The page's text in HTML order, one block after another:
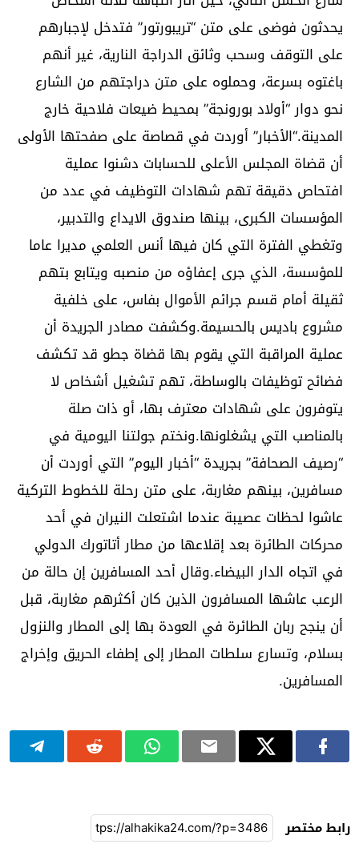
يحدثون فوضى على متن “تريبورتور” فتدخل لإجبارهم
على التوقف وسحب وثائق الدراجة النارية، غير أنهم
باغتوه بسرعة، وحملوه على متن دراجتهم من الشارع
نحو دوار “أولاد بورونجة” بمحيط ضيعات فلاحية خارج
المدينة.“الأخبار” أوردت في قصاصة على صفحتها الأولى
أن قضاة المجلس الأعلى للحسابات دشنوا عملية
افتحاص دقيقة تهم شهادات التوظيف في عدد من
المؤسسات الكبرى، بينها صندوق الايداع والتدبير،
وتغطي الفترة التي كان فيها أنس العلمي مديرا عاما
للمؤسسة، الذي جرى إعفاؤه من منصبه ويتابع بتهم
ثقيلة أمام قسم جرائم الأموال بفاس، على خلفية
مشروع باديس بالحسيمة.وكشفت مصادر الجريدة أن
عملية المراقبة التي يقوم بها قضاة جطو قد تكشف
فضائح توظيفات بالوساطة، تهم تشغيل أشخاص لا
يتوفرون على شهادات معترف بها، أو ذات صلة
بالمناصب التي يشغلونها.ونختم جولتنا اليومية في
“رصيف الصحافة” بجريدة “أخبار اليوم” التي أوردت أن
مسافرين، بينهم مغاربة، على متن رحلة للخطوط التركية
عاشوا لحظات عصيبة عندما اشتعلت النيران في أحد
محركات الطائرة بعد إقلاعها من مطار أتاتورك الدولي
في اتجاه الدار البيضاء.وقال أحد المسافرين إن حالة من
الرعب عاشها المسافرون الذين كان أكثرهم مغاربة، قبل
أن ينجح ربان الطائرة في العودة بها إلى المطار والنزول
بسلام، وتسارع سلطات المطار إلى إطفاء الحريق وإخراج
المسافرين.
رابط مختصر